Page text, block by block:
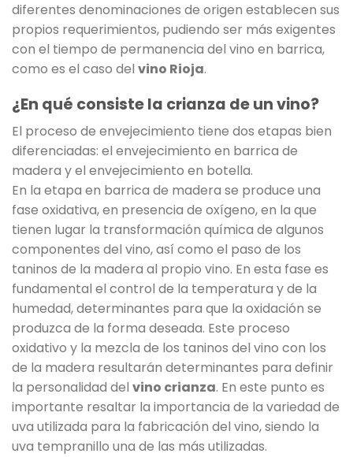
diferentes denominaciones de origen establecen sus
propios requerimientos, pudiendo ser más exigentes
con el tiempo de permanencia del vino en barrica,
como es el caso del vino Rioja.
¿En qué consiste la crianza de un vino?
El proceso de envejecimiento tiene dos etapas bien
diferenciadas: el envejecimiento en barrica de
madera y el envejecimiento en botella.
En la etapa en barrica de madera se produce una
fase oxidativa, en presencia de oxígeno, en la que
tienen lugar la transformación química de algunos
componentes del vino, así como el paso de los
taninos de la madera al propio vino. En esta fase es
fundamental el control de la temperatura y de la
humedad, determinantes para que la oxidación se
produzca de la forma deseada. Este proceso
oxidativo y la mezcla de los taninos del vino con los
de la madera resultarán determinantes para definir
la personalidad del vino crianza. En este punto es
importante resaltar la importancia de la variedad de
uva utilizada para la fabricación del vino, siendo la
uva tempranillo una de las más utilizadas.